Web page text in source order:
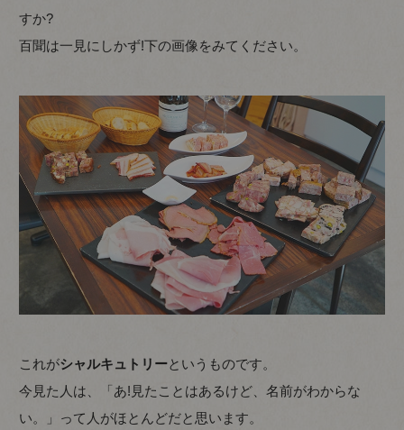
すか?
百聞は一見にしかず!下の画像をみてください。
これがシャルキュトリーというものです。
今見た人は、「あ!見たことはあるけど、名前がわからな
い。」って人がほとんどだと思います。